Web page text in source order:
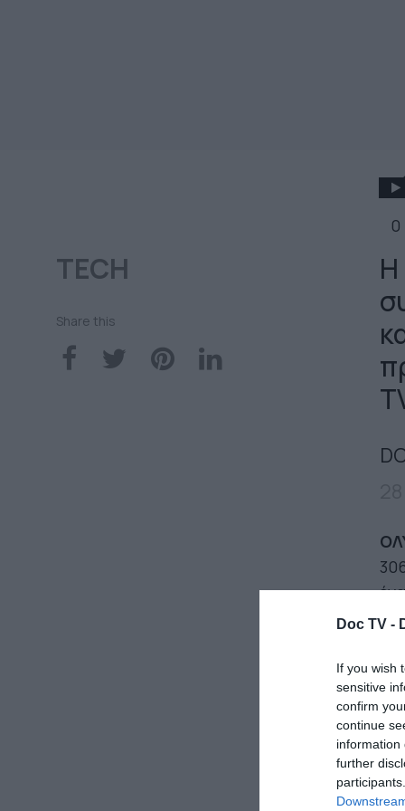
Doc TV -
If you wish
sensitive
confirm
continue
information
further
0
TECH
Share this
Η